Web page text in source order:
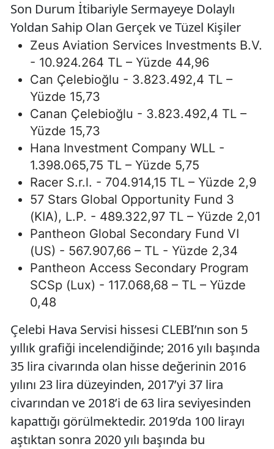
Son Durum İtibariyle Sermayeye Dolaylı
Yoldan Sahip Olan Gerçek ve Tüzel Kişiler
Zeus Aviation Services Investments B.V.
- 10.924.264 TL – Yüzde 44,96
Can Çelebioğlu - 3.823.492,4 TL –
Yüzde 15,73
Canan Çelebioğlu - 3.823.492,4 TL –
Yüzde 15,73
Hana Investment Company WLL -
1.398.065,75 TL – Yüzde 5,75
Racer S.r.l. - 704.914,15 TL – Yüzde 2,9
57 Stars Global Opportunity Fund 3
(KIA), L.P. - 489.322,97 TL – Yüzde 2,01
Pantheon Global Secondary Fund VI
(US) - 567.907,66 – TL - Yüzde 2,34
Pantheon Access Secondary Program
SCSp (Lux) - 117.068,68 – TL – Yüzde
0,48
Çelebi Hava Servisi hissesi CLEBI’nın son 5
yıllık grafiği incelendiğinde; 2016 yılı başında
35 lira civarında olan hisse değerinin 2016
yılını 23 lira düzeyinden, 2017’yi 37 lira
civarından ve 2018’i de 63 lira seviyesinden
kapattığı görülmektedir. 2019’da 100 lirayı
aştıktan sonra 2020 yılı başında bu